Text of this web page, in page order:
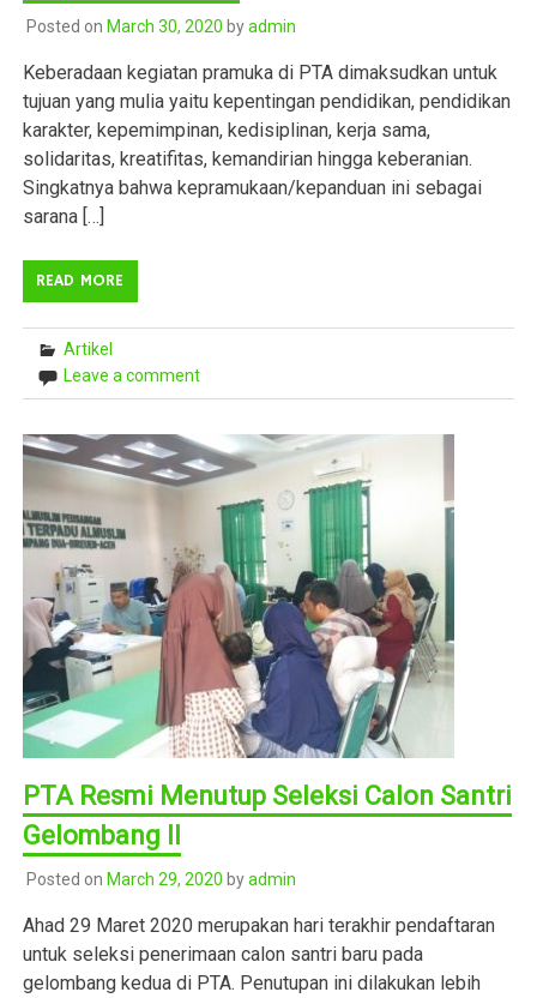
Posted on March 30, 2020 byadmin
Keberadaan kegiatan pramuka di PTA dimaksudkan untuk
tujuan yang mulia yaitu kepentingan pendidikan, pendidikan
karakter, kepemimpinan, kedisiplinan, kerja sama,
solidaritas, kreatifitas, kemandirian hingga keberanian.
Singkatnya bahwa kepramukaan/kepanduan ini sebagai
sarana […]
READ MORE
Artikel
Leave a comment
PTA Resmi Menutup Seleksi Calon Santri
Gelombang II
Posted on March 29, 2020 byadmin
Ahad 29 Maret 2020 merupakan hari terakhir pendaftaran
untuk seleksi penerimaan calon santri baru pada
gelombang kedua di PTA. Penutupan ini dilakukan lebih